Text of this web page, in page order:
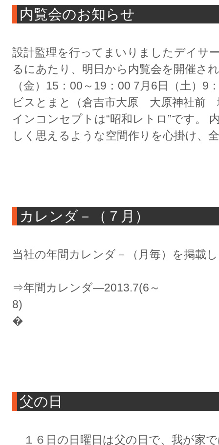
内覧会のお知らせ
設計監理を行ってまいりましたデイサ
るにあたり、明日から内覧会を開催さ
（金）15：00～19：00 7月6日（土）9
ビスとまと（倉吉市大原 大原神社前
インコンセプトは“昭和レトロ”です。
しく思えるような空間作りを心掛け、
カレンダ－（７月）
当社の年間カレンダ－（月毎）を掲載
⇒年間カレンダ―2013.7(6～
�
父の日
１６日の日曜日は父の日で、我が家